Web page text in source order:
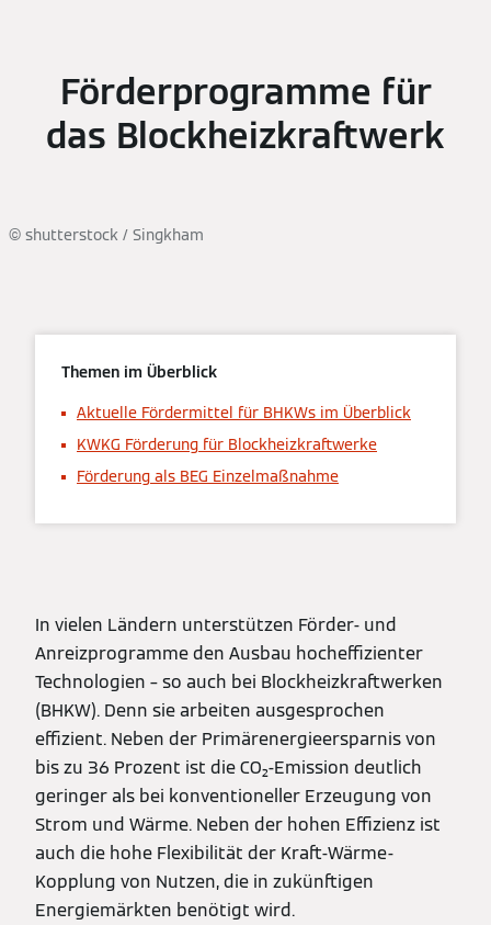
Förderprogramme für
das Blockheizkraftwerk
© shutterstock / Singkham
Themen im Überblick
Aktuelle Fördermittel für BHKWs im Überblick
KWKG Förderung für Blockheizkraftwerke
Förderung als BEG Einzelmaßnahme
In vielen Ländern unterstützen Förder- und
Anreizprogramme den Ausbau hocheffizienter
Technologien – so auch bei Blockheizkraftwerken
(BHKW). Denn sie arbeiten ausgesprochen
effizient. Neben der Primärenergieersparnis von
bis zu 36 Prozent ist die CO₂-Emission deutlich
geringer als bei konventioneller Erzeugung von
Strom und Wärme. Neben der hohen Effizienz ist
auch die hohe Flexibilität der Kraft-Wärme-
Kopplung von Nutzen, die in zukünftigen
Energiemärkten benötigt wird.